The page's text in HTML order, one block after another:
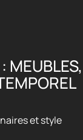
MEUBLES,
et style